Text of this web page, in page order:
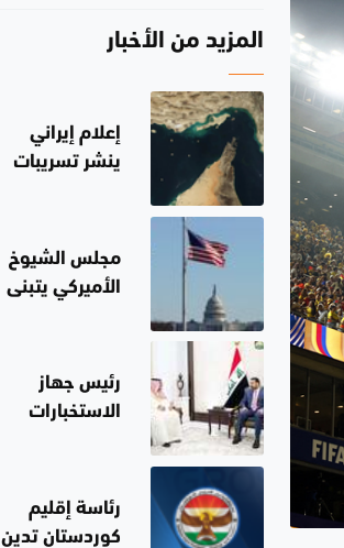
المزيد من الأخبار
إعلام إيراني
ينشر تسريبات
بمضيق هرمز مع
سلطنة عُمان
مجلس الشيوخ
الأميركي يتبنى
رئيس جهاز
الاستخبارات
نقل إليه رسالة
من قيادة
رئاسة إقليم
كوردستان تدين